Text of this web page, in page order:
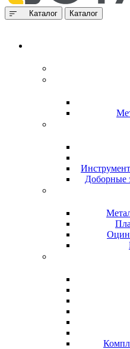
Каталог Каталог
Доборные